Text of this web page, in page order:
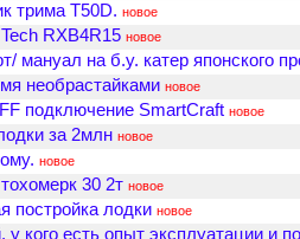
трима Т50D. новое
RXB4R15 новое
мануал на б.у. катер японского
необрастайками новое
подключение SmartCraft новое
за 2млн новое
новое
30 2т новое
постройка лодки новое
у кого есть опыт эксплуатации и